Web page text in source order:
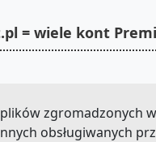
= wiele kont
zgromadzonych
obsługiwanych